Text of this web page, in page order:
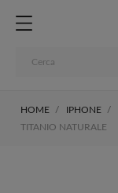
HOME IPHONE
TITANIO NATURALE